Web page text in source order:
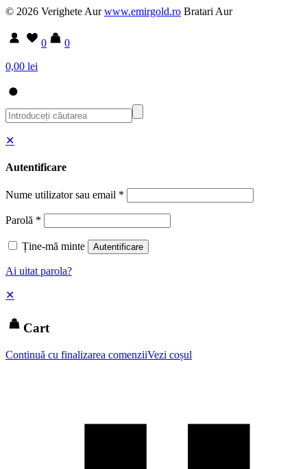
© 2026 Verighete Aurwww.emirgold.ro Bratari Aur
0
0
0,00 lei
✕
Autentificare
Nume utilizator sau email *
Parolă *
Ține-mă minte Autentificare
Ai uitat parola?
✕
Cart
Continuă cu finalizarea comenziiVezi coșul